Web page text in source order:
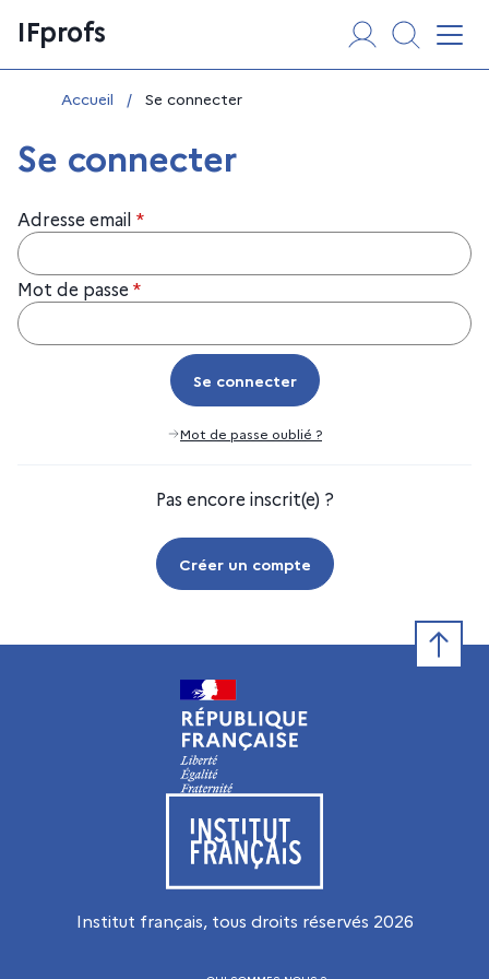
au
contenu
IFprofs
Vous êtes ici :
Accueil / Se connecter
Se connecter
Adresse email *
Mot de passe *
Se connecter
Se connecter
Mot de passe oublié ?
Pas encore inscrit(e) ?
Créer un compte
Visiter le site de l’Institut français
Institut français, tous droits réservés 2026